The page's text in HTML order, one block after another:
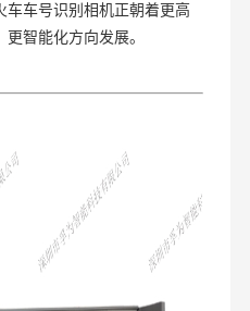
车车号识别相机正朝着更高
智能化方向发展。